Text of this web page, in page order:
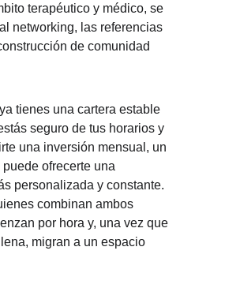
terapéutico y médico, se
networking, las referencias
de comunidad
tienes una cartera estable
seguro de tus horarios y
una inversión mensual, un
ofrecerte una
personalizada y constante.
combinan ambos
por hora y, una vez que
migran a un espacio